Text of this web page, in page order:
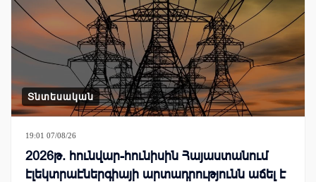
Տնտեսական
19:01 07/08/26
2026թ. հունվար-հունիսին Հայաստանում
էլեկտրաէներգիայի արտադրությունն աճել է